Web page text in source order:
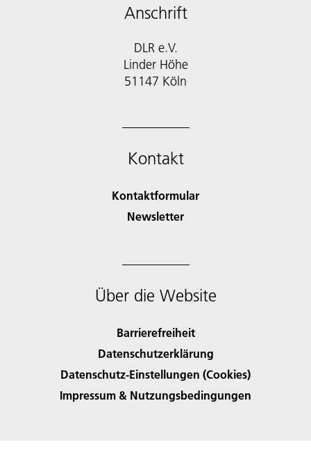
Anschrift
DLR e.V.
Linder Höhe
51147 Köln
Kontakt
Kontaktformular
Newsletter
Über die Website
Barrierefreiheit
Datenschutzerklärung
Datenschutz-Einstellungen (Cookies)
Impressum & Nutzungsbedingungen